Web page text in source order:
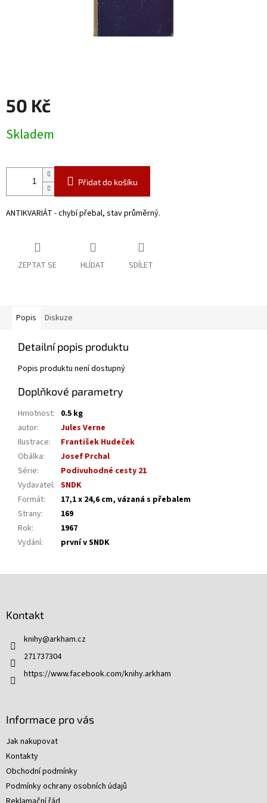
50 Kč
cena:
Skladem
Přidat do košíku
ANTIKVARIÁT - chybí přebal, stav průměrný.
ZEPTAT SE HLÍDAT SDÍLET
Popis Diskuze
Detailní popis produktu
Popis produktu není dostupný
Doplňkové parametry
Hmotnost: 0.5 kg
autor:
Jules Verne
Ilustrace:
František Hudeček
Obálka:
Josef Prchal
Série:
Podivuhodné cesty 21
Vydavatel: SNDK
Formát:
17,1 x 24,6 cm, vázaná s přebalem
Strany:
169
Rok:
1967
Vydání: první v SNDK
Kontakt
knihy@arkham.cz
271737304
https://www.facebook.com/knihy.arkham
Informace pro vás
Jak nakupovat
Kontakty
Obchodní podmínky
Podmínky ochrany osobních údajů